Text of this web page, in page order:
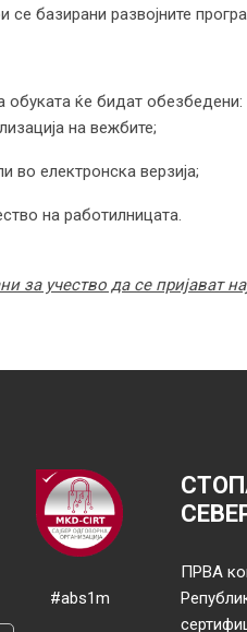
се базирани развојните
обуката ќе бидат
на вежбите;
во електронска верзија;
на работилницата.
за учество да се пријават
#abs1m
ПРВА